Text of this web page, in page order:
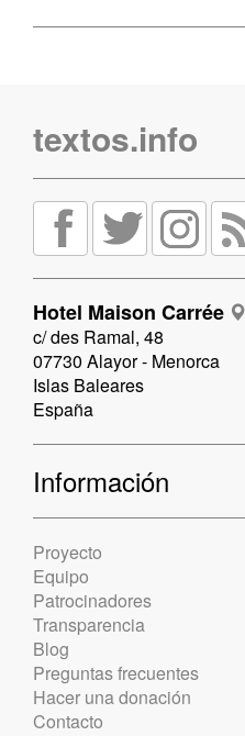
textos.info
Hotel Maison Carrée
c/ des Ramal, 48
07730 Alayor - Menorca
Islas Baleares
España
Información
Proyecto
Equipo
Patrocinadores
Transparencia
Blog
Preguntas frecuentes
Hacer una donación
Contacto